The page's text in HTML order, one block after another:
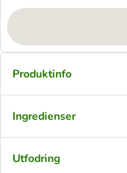
Produktinfo
Ingredienser
Utfodring